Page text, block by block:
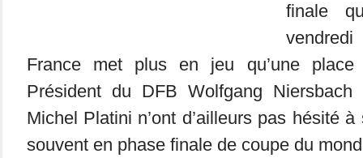
finale
France met plus en jeu qu’une
Président du DFB Wolfgang
Michel Platini n’ont d’ailleurs pas hésité
souvent en phase finale de coupe du